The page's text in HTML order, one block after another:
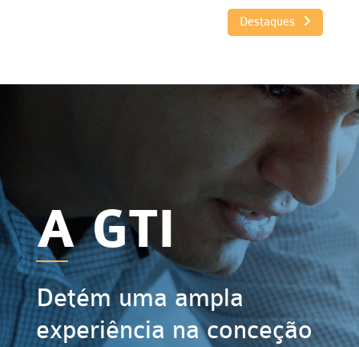
Destaques
A GTI
Detém uma ampla
experiência na conceção